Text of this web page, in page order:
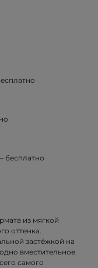
бесплатно
из мягкой
оттенка.
застёжкой на
вместительное
самого